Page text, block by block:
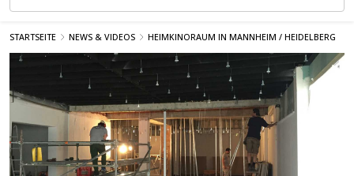
STARTSEITE NEWS & VIDEOS HEIMKINORAUM IN MANNHEIM / HEIDELBERG